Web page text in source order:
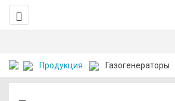
Продукция Газогенераторы